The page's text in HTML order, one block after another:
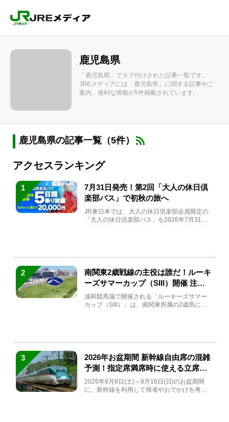
鹿児島県
「鹿児島県」でタグ付けされた記事一覧です。
JREメディアには「鹿児島県」に関する記事やご
案内、便利な情報が5件掲載されています。
鹿児島県の記事一覧（5件）
アクセスランキング
1
7月31日発売！第2回「大人の休日倶
楽部パス」で初秋の旅へ
JR東日本では、大人の休日倶楽部会員限定の
「大人の休日倶楽部パス」を2026年7月31日
2
南関東2歳戦線の主役は誰だ！ルーキ
ーズサマーカップ（SIII）開催 注目
馬と見どころをチェック
浦和競馬場で開催される「ルーキーズサマー
カップ（SIII）」は、南関東所属の2歳馬によ
3
2026年お盆期間 新幹線自由席の混雑
予測！指定席満席時に使える立席特
急券も解説
2026年8月8日(土)～8月16日(日)のお盆期間
に、新幹線を利用して帰省やおでかけを考え